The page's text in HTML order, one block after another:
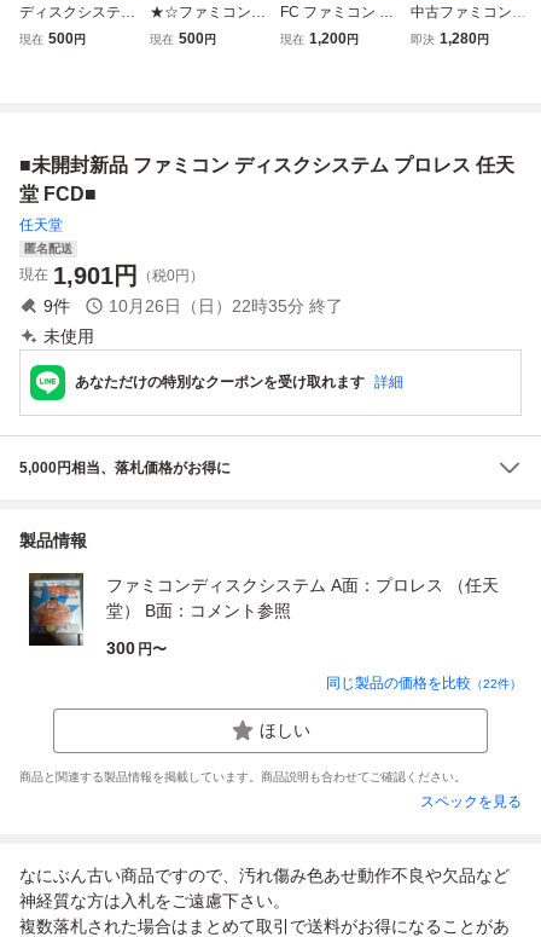
ディスクシステム
ファミコン プロレ
現在 500円
★☆ファミコンソ
フト(ディスクシス
現在 500円
FC ファミコン デ
ィスクシステム デ
現在 1,200円
中古ファミコンソ
フト(ディスクシス
即決 1,280円
■未開封新品 ファミコン ディスクシステム プロレス 任天
堂 FCD■
任天堂
匿名配送
現在 1,901円 （税0円）
9件 10月26日（日）22時35分 終了
未使用
あなただけの特別なクーポンを受け取れます 詳細
5,000円相当、落札価格がお得に
製品情報
ファミコンディスクシステム A面：プロレス （任天
堂） B面：コメント参照
300 円〜
同じ製品の価格を比較 （22件）
ほしい
商品と関連する製品情報を掲載しています。商品説明も合わせてご確認ください。
スペックを見る
なにぶん古い商品ですので、汚れ傷み色あせ動作不良や欠品など
神経質な方は入札をご遠慮下さい。
複数落札された場合はまとめて取引で送料がお得になることがあ